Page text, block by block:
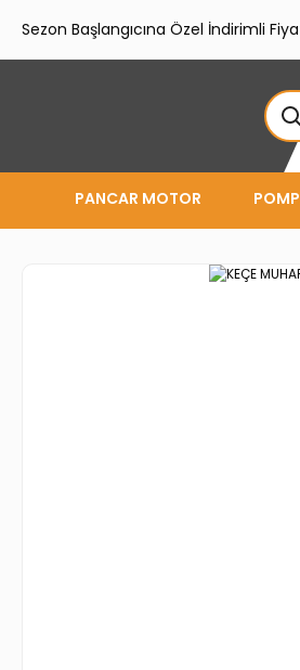
Sezon Başlangıcına Özel İndirimli
PANCAR MOTOR